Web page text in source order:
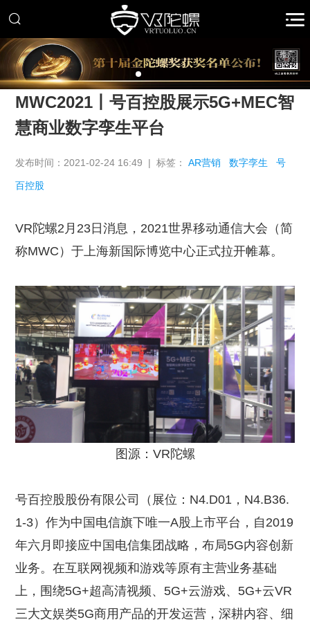
推广
MWC2021丨号百控股展示5G+MEC智
慧商业数字孪生平台
发布时间：2021-02-24 16:49 | 标签：AR营销 数字孪生 号
百控股
VR陀螺2月23日消息，2021世界移动通信大会（简
称MWC）于上海新国际博览中心正式拉开帷幕。
图源：VR陀螺
号百控股股份有限公司（展位：N4.D01，N4.B36.
1-3）作为中国电信旗下唯一A股上市平台，自2019
年六月即接应中国电信集团战略，布局5G内容创新
业务。在互联网视频和游戏等原有主营业务基础
上，围绕5G+超高清视频、5G+云游戏、5G+云VR
三大文娱类5G商用产品的开发运营，深耕内容、细